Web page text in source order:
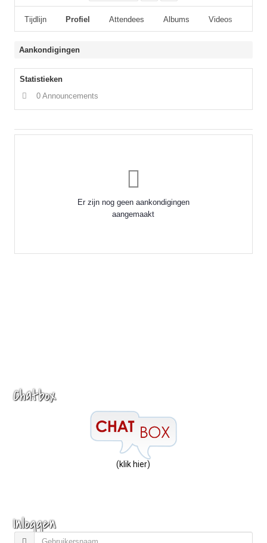
Tijdlijn Profiel Attendees Albums Videos
Aankondigingen
Statistieken
0 Announcements
Er zijn nog geen aankondigingen
aangemaakt
Chatbox
(klik hier)
Inloggen